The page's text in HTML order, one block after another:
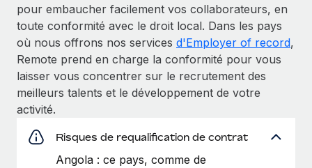
pour embaucher facilement vos collaborateurs, en
toute conformité avec le droit local. Dans les pays
où nous offrons nos services d'Employer of record,
Remote prend en charge la conformité pour vous
laisser vous concentrer sur le recrutement des
meilleurs talents et le développement de votre
activité.
Risques de requalification de contrat
Angola : ce pays, comme de